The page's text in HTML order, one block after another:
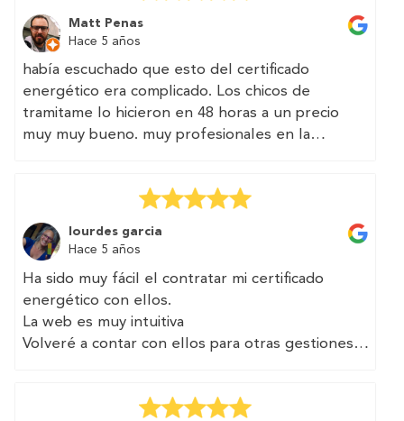
Matt Penas
Hace 5 años
había escuchado que esto del certificado
energético era complicado. Los chicos de
tramitame lo hicieron en 48 horas a un precio
muy muy bueno. muy profesionales en la
(Translated by Google)
I had heard that this energy certificate thing was
complicated. The guys from processing it in 48
hours at a very very good price. very
professional in phone service
lourdes garcia
Hace 5 años
Ha sido muy fácil el contratar mi certificado
energético con ellos.
La web es muy intuitiva
Volveré a contar con ellos para otras gestiones
It has been very easy to contract my energy